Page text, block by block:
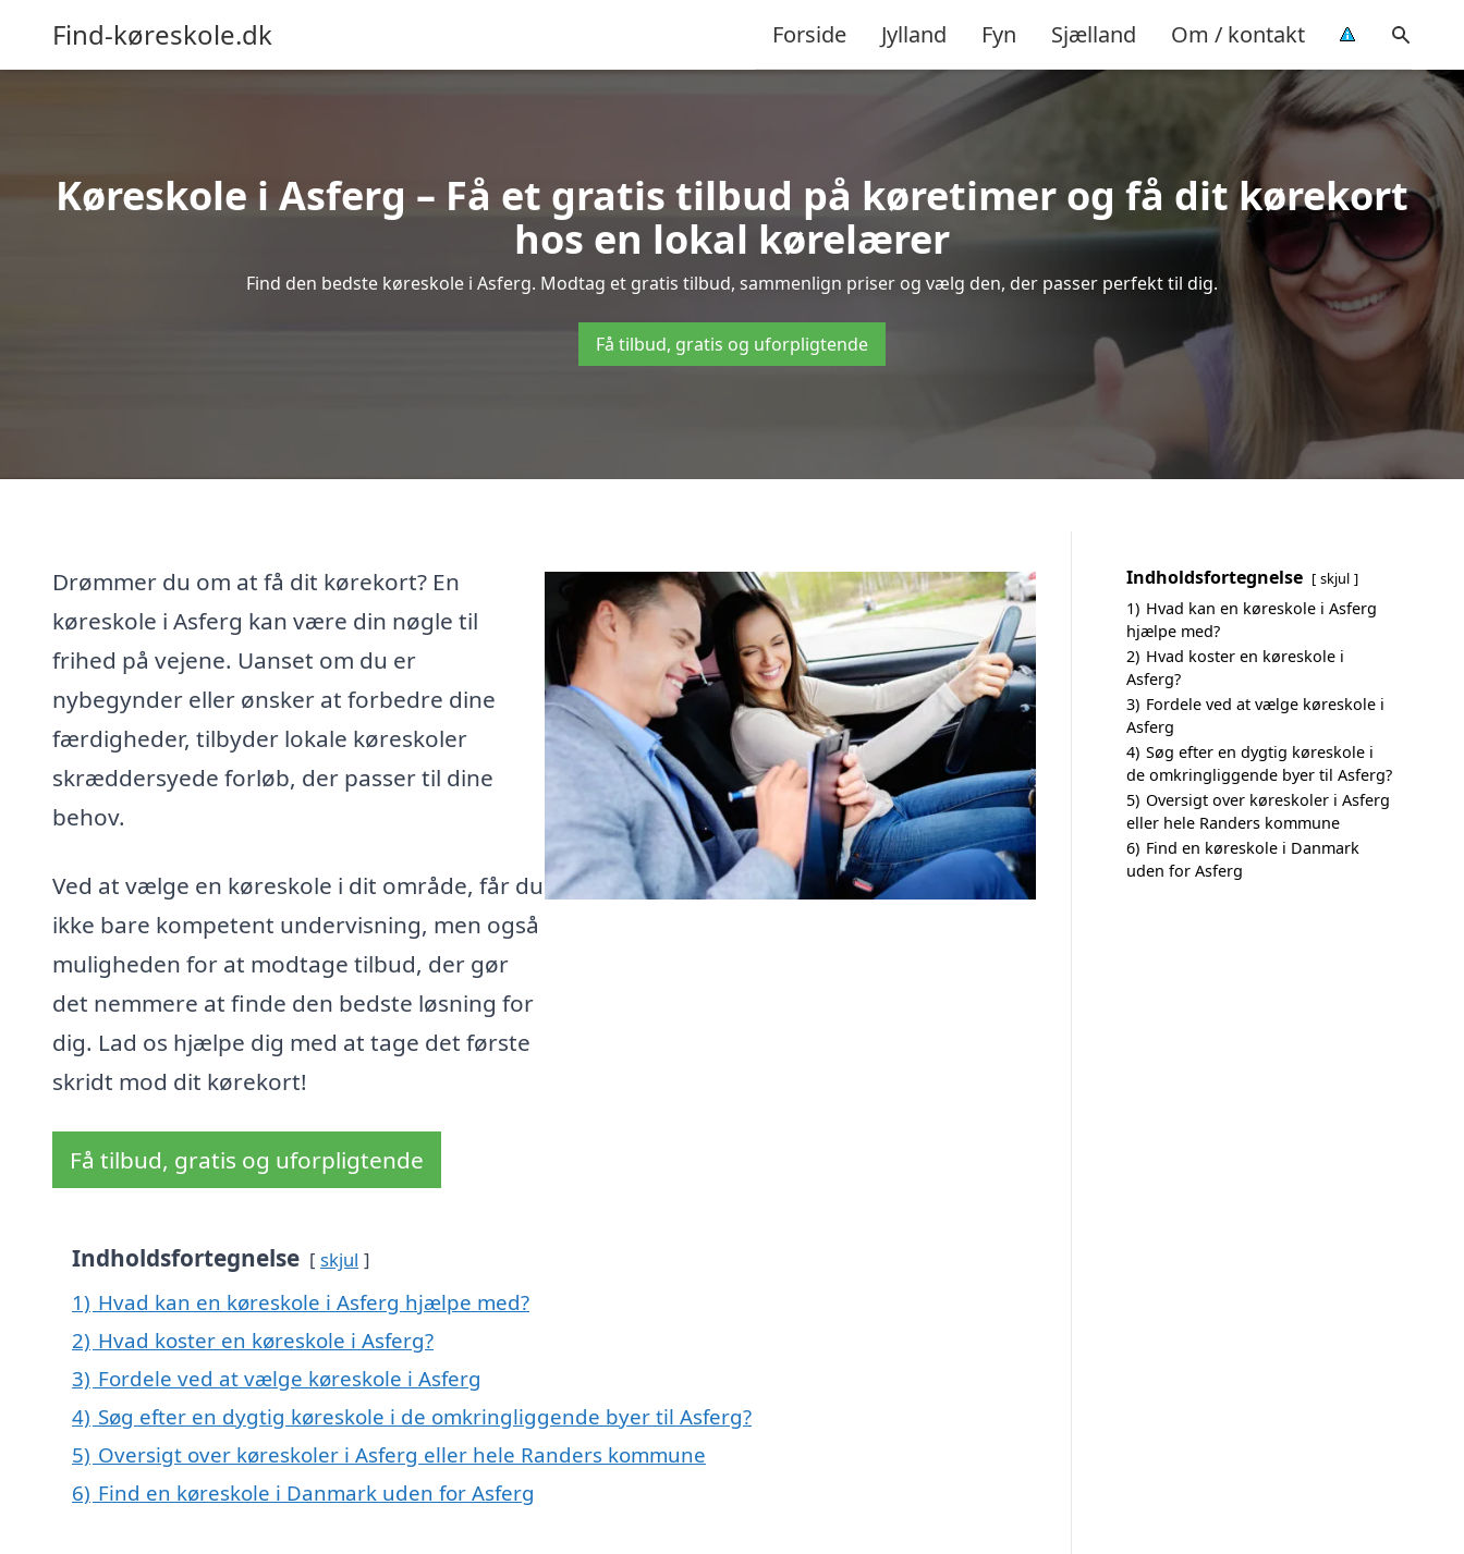
Find-køreskole.dk Forside Jylland Fyn Sjælland Om / kontakt
Køreskole i Asferg – Få et gratis tilbud på køretimer og få dit kørekort
hos en lokal kørelærer
Find den bedste køreskole i Asferg. Modtag et gratis tilbud, sammenlign priser og vælg den, der passer perfekt til dig.
Få tilbud, gratis og uforpligtende
Drømmer du om at få dit kørekort? En
køreskole i Asferg kan være din nøgle til
frihed på vejene. Uanset om du er
nybegynder eller ønsker at forbedre dine
færdigheder, tilbyder lokale køreskoler
skræddersyede forløb, der passer til dine
behov.
Ved at vælge en køreskole i dit område, får du
ikke bare kompetent undervisning, men også
muligheden for at modtage tilbud, der gør
det nemmere at finde den bedste løsning for
dig. Lad os hjælpe dig med at tage det første
skridt mod dit kørekort!
Få tilbud, gratis og uforpligtende
Indholdsfortegnelse skjul
1) Hvad kan en køreskole i Asferg hjælpe med?
2) Hvad koster en køreskole i Asferg?
3) Fordele ved at vælge køreskole i Asferg
4) Søg efter en dygtig køreskole i de omkringliggende byer til Asferg?
5) Oversigt over køreskoler i Asferg eller hele Randers kommune
6) Find en køreskole i Danmark uden for Asferg
Indholdsfortegnelse skjul
1) Hvad kan en køreskole i Asferg
hjælpe med?
2) Hvad koster en køreskole i
Asferg?
3) Fordele ved at vælge køreskole i
Asferg
4) Søg efter en dygtig køreskole i
de omkringliggende byer til Asferg?
5) Oversigt over køreskoler i Asferg
eller hele Randers kommune
6) Find en køreskole i Danmark
uden for Asferg